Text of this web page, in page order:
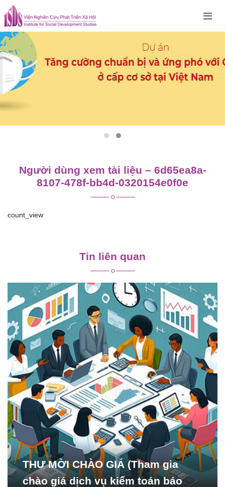
Skip
to
content
Người dùng xem tài liệu – 6d65ea8a-
8107-478f-bb4d-0320154e0f0e
count_view
viết
Tin liên quan
THƯ MỜI CHÀO GIÁ (Tham gia
chào giá dịch vụ kiểm toán báo